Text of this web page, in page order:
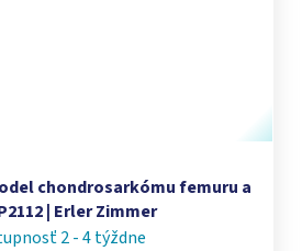
chondrosarkómu femuru a
| Erler Zimmer
2 - 4 týždne